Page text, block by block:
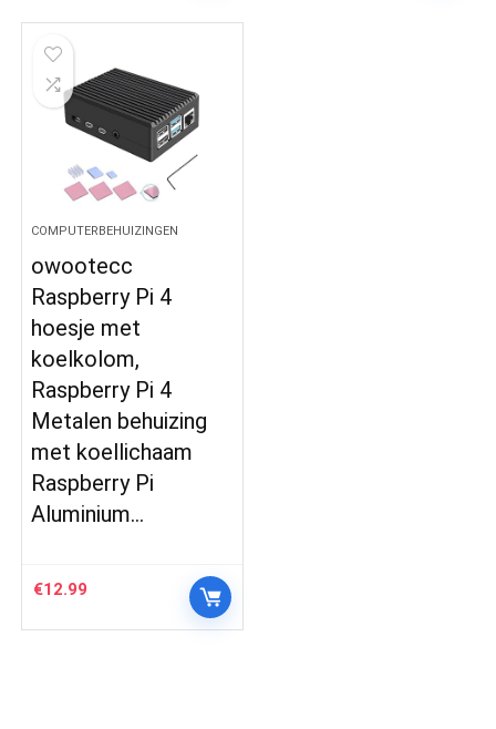
COMPUTERBEHUIZINGEN
owootecc
Raspberry Pi 4
hoesje met
koelkolom,
Raspberry Pi 4
Metalen behuizing
met koellichaam
Raspberry Pi
Aluminium…
€12.99